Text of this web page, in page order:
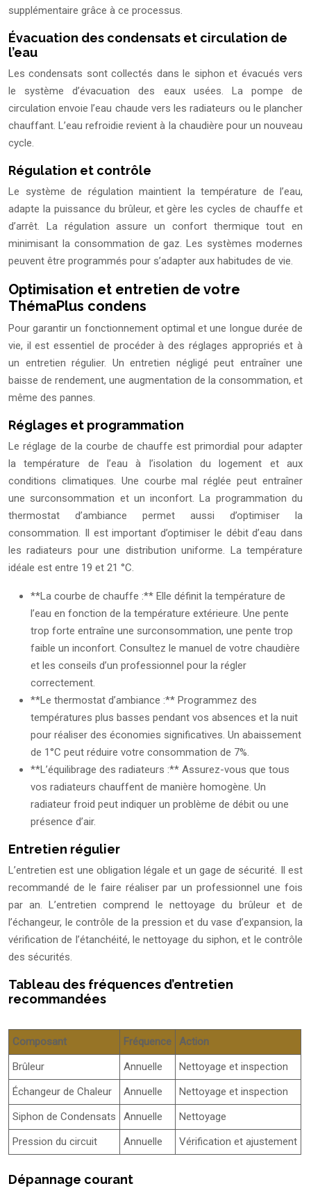
supplémentaire grâce à ce processus.
Évacuation des condensats et circulation de
l’eau
Les condensats sont collectés dans le siphon et évacués vers
le système d’évacuation des eaux usées. La pompe de
circulation envoie l’eau chaude vers les radiateurs ou le plancher
chauffant. L’eau refroidie revient à la chaudière pour un nouveau
cycle.
Régulation et contrôle
Le système de régulation maintient la température de l’eau,
adapte la puissance du brûleur, et gère les cycles de chauffe et
d’arrêt. La régulation assure un confort thermique tout en
minimisant la consommation de gaz. Les systèmes modernes
peuvent être programmés pour s’adapter aux habitudes de vie.
Optimisation et entretien de votre
ThémaPlus condens
Pour garantir un fonctionnement optimal et une longue durée de
vie, il est essentiel de procéder à des réglages appropriés et à
un entretien régulier. Un entretien négligé peut entraîner une
baisse de rendement, une augmentation de la consommation, et
même des pannes.
Réglages et programmation
Le réglage de la courbe de chauffe est primordial pour adapter
la température de l’eau à l’isolation du logement et aux
conditions climatiques. Une courbe mal réglée peut entraîner
une surconsommation et un inconfort. La programmation du
thermostat d’ambiance permet aussi d’optimiser la
consommation. Il est important d’optimiser le débit d’eau dans
les radiateurs pour une distribution uniforme. La température
idéale est entre 19 et 21 °C.
**La courbe de chauffe :** Elle définit la température de
l’eau en fonction de la température extérieure. Une pente
trop forte entraîne une surconsommation, une pente trop
faible un inconfort. Consultez le manuel de votre chaudière
et les conseils d’un professionnel pour la régler
correctement.
**Le thermostat d’ambiance :** Programmez des
températures plus basses pendant vos absences et la nuit
pour réaliser des économies significatives. Un abaissement
de 1°C peut réduire votre consommation de 7%.
**L’équilibrage des radiateurs :** Assurez-vous que tous
vos radiateurs chauffent de manière homogène. Un
radiateur froid peut indiquer un problème de débit ou une
présence d’air.
Entretien régulier
L’entretien est une obligation légale et un gage de sécurité. Il est
recommandé de le faire réaliser par un professionnel une fois
par an. L’entretien comprend le nettoyage du brûleur et de
l’échangeur, le contrôle de la pression et du vase d’expansion, la
vérification de l’étanchéité, le nettoyage du siphon, et le contrôle
des sécurités.
Tableau des fréquences d’entretien
recommandées
Composant Fréquence
Action
Brûleur
Annuelle
Nettoyage et inspection
Échangeur de Chaleur
Annuelle
Nettoyage et inspection
Siphon de Condensats
Annuelle
Nettoyage
Pression du circuit
Annuelle Vérification et ajustement
Dépannage courant